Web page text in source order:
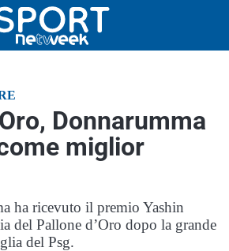
Donnarumma
miglior
ha ricevuto il premio Yashin
del Pallone d’Oro dopo la grande
del Psg.